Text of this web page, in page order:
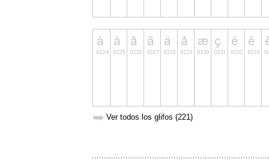
➥ Ver todos los glifos (221)